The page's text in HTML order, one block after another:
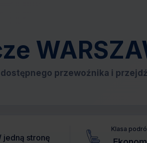
dostępnego przewoźnika i
jedną stronę
Klasa